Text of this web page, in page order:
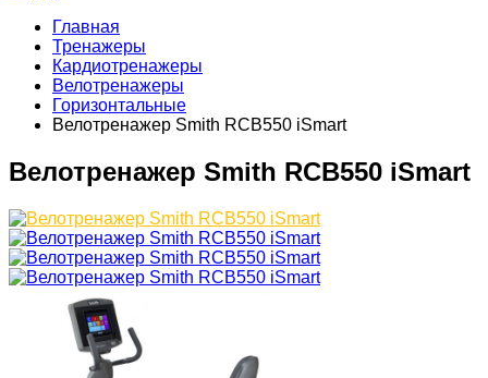
Главная
Тренажеры
Кардиотренажеры
Велотренажеры
Горизонтальные
Велотренажер Smith RCB550 iSmart
Велотренажер Smith RCB550 iSmart